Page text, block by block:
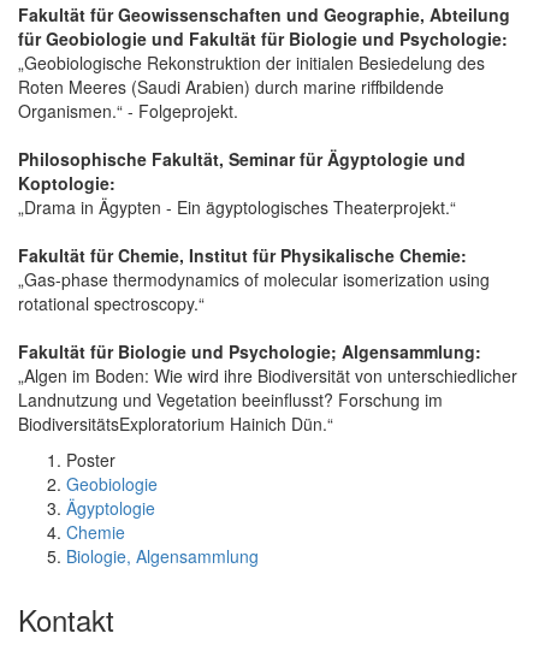
Fakultät für Geowissenschaften und Geographie, Abteilung
für Geobiologie und Fakultät für Biologie und Psychologie:
„Geobiologische Rekonstruktion der initialen Besiedelung des
Roten Meeres (Saudi Arabien) durch marine riffbildende
Organismen.“ - Folgeprojekt.
Philosophische Fakultät, Seminar für Ägyptologie und
Koptologie:
„Drama in Ägypten - Ein ägyptologisches Theaterprojekt.“
Fakultät für Chemie, Institut für Physikalische Chemie:
„Gas-phase thermodynamics of molecular isomerization using
rotational spectroscopy.“
Fakultät für Biologie und Psychologie; Algensammlung:
„Algen im Boden: Wie wird ihre Biodiversität von unterschiedlicher
Landnutzung und Vegetation beeinflusst? Forschung im
BiodiversitätsExploratorium Hainich Dün.“
Poster
Geobiologie
Ägyptologie
Chemie
Biologie, Algensammlung
Kontakt